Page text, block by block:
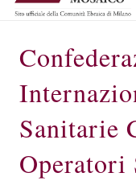
Sanitarie
Operatori